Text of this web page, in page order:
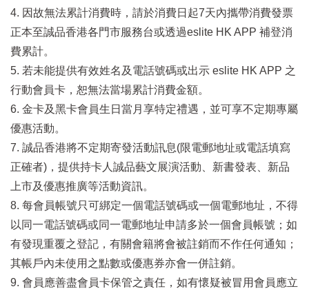
4. 因故無法累計消費時，請於消費日起7天內攜帶消費發票
正本至誠品香港各門市服務台或透過eslite HK APP 補登消
費累計。
5. 若未能提供有效姓名及電話號碼或出示 eslite HK APP 之
行動會員卡，恕無法當場累計消費金額。
6. 金卡及黑卡會員生日當月享特定禮遇，並可享不定期專屬
優惠活動。
7. 誠品香港將不定期寄發活動訊息(限電郵地址或電話填寫
正確者)，提供持卡人誠品藝文展演活動、新書發表、新品
上市及優惠推廣等活動資訊。
8. 每會員帳號只可綁定一個電話號碼或一個電郵地址，不得
以同一電話號碼或同一電郵地址申請多於一個會員帳號；如
有發現重覆之登記，有關會籍將會被註銷而不作任何通知；
其帳戶內未使用之點數或優惠券亦會一併註銷。
9. 會員應善盡會員卡保管之責任，如有懷疑被冒用會員應立